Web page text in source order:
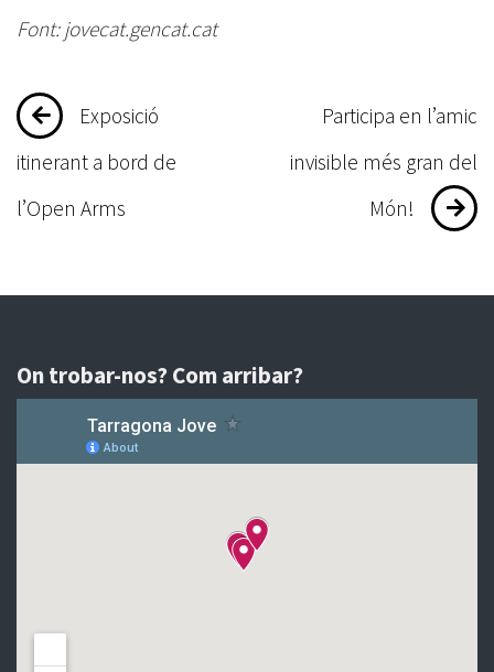
Font: jovecat.gencat.cat
Navegació
d'entrades
Exposició
itinerant a bord de
l’Open Arms
Participa en l’amic
invisible més gran del
Món!
On trobar-nos? Com arribar?